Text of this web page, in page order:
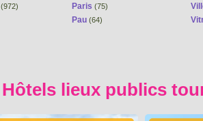
(972) Paris (75)
Pau (64)
Hôtels lieux publics